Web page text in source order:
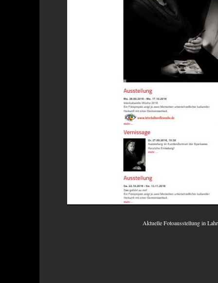
Aktuelle Fotoausstellung in